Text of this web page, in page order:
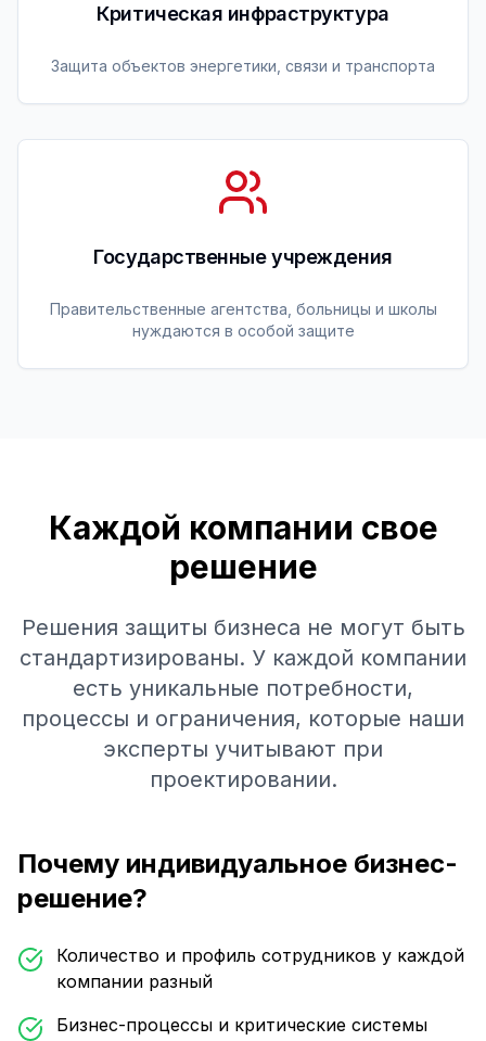
Критическая инфраструктура
Защита объектов энергетики, связи и транспорта
Государственные учреждения
Правительственные агентства, больницы и школы
нуждаются в особой защите
Каждой компании свое
решение
Решения защиты бизнеса не могут быть
стандартизированы. У каждой компании
есть уникальные потребности,
процессы и ограничения, которые наши
эксперты учитывают при
проектировании.
Почему индивидуальное бизнес-
решение?
Количество и профиль сотрудников у каждой
компании разный
Бизнес-процессы и критические системы